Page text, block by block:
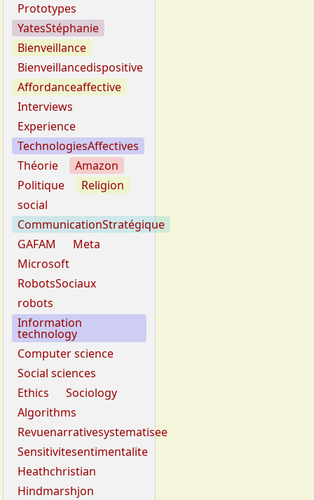
Prototypes
YatesStéphanie
Bienveillance
Bienveillancedispositive
Affordanceaffective
Interviews
Experience
TechnologiesAffectives
Théorie
Amazon
Politique
Religion
social
CommunicationStratégique
GAFAM
Meta
Microsoft
RobotsSociaux
robots
Information
technology
Computer science
Social sciences
Ethics
Sociology
Algorithms
Revuenarrativesystematisee
Sensitivitesentimentalite
Heathchristian
Hindmarshjon